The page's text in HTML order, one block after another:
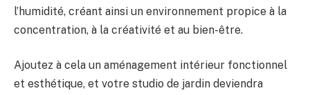
l’humidité, créant ainsi un environnement⁣ propice à la
concentration,⁣ à la⁤ créativité et au bien-être.
Ajoutez à cela ⁤un aménagement intérieur fonctionnel
et‌ esthétique, et votre studio de jardin deviendra